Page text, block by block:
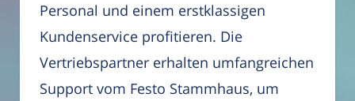
Personal und einem erstklassigen
Kundenservice profitieren. Die
Vertriebspartner erhalten umfangreichen
Support vom Festo Stammhaus, um